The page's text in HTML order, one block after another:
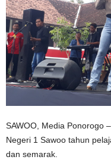
SAWOO, Media Ponorogo
Negeri 1 Sawoo tahun
dan semarak.